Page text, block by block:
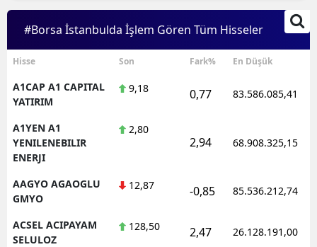
#Borsa İstanbulda İşlem Gören Tüm Hisseler
Hisse Son Fark% En Düşük
A1CAP A1 CAPITAL
YATIRIM
9,18 0,77 83.586.085,41
A1YEN A1
YENILENEBILIR
ENERJI
2,80
2,94 68.908.325,15
AAGYO AGAOGLU
GMYO
12,87 -0,85 85.536.212,74
ACSEL ACIPAYAM
SELULOZ
128,50 2,47 26.128.191,00